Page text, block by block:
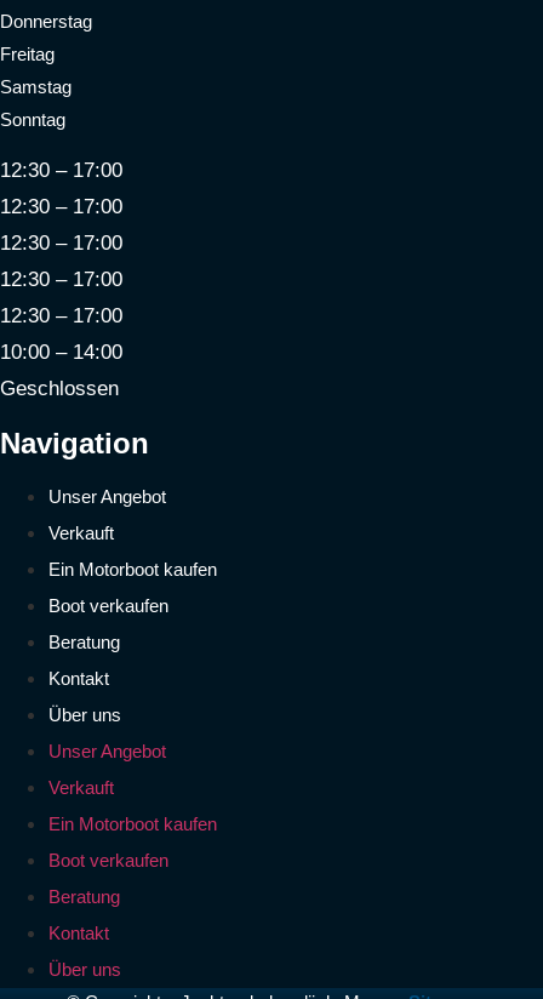
Donnerstag
Freitag
Samstag
Sonntag
12:30 – 17:00
12:30 – 17:00
12:30 – 17:00
12:30 – 17:00
12:30 – 17:00
10:00 – 14:00
Geschlossen
Navigation
Unser Angebot
Verkauft
Ein Motorboot kaufen
Boot verkaufen
Beratung
Kontakt
Über uns
Unser Angebot
Verkauft
Ein Motorboot kaufen
Boot verkaufen
Beratung
Kontakt
Über uns